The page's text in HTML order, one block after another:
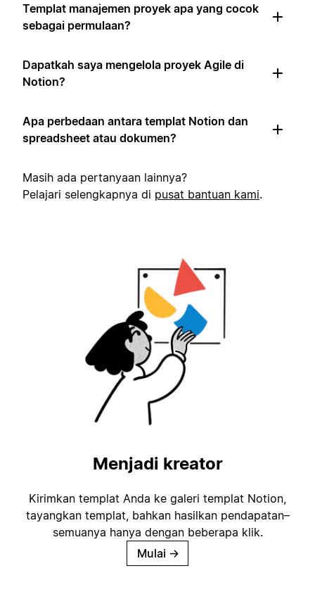
Templat manajemen proyek apa yang cocok
sebagai permulaan?
Dapatkah saya mengelola proyek Agile di
Notion?
Apa perbedaan antara templat Notion dan
spreadsheet atau dokumen?
Masih ada pertanyaan lainnya?
Pelajari selengkapnya di pusat bantuan kami.
Menjadi kreator
Kirimkan templat Anda ke galeri templat Notion,
tayangkan templat, bahkan hasilkan pendapatan–
semuanya hanya dengan beberapa klik.
Mulai →